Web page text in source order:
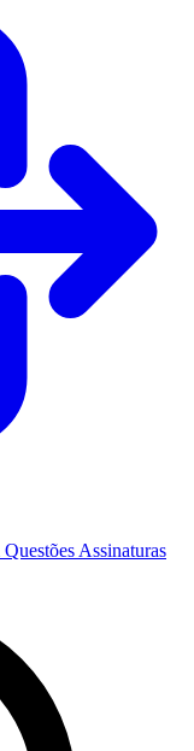
Questões Assinaturas